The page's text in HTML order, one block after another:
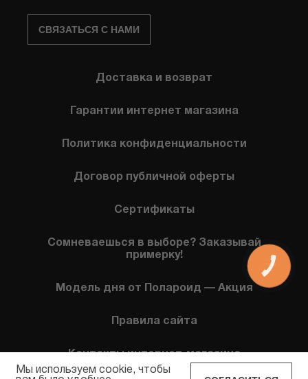
СВЯЗАТЬСЯ С НАМИ
Доставка и возврат
Гарантии интернет магазина
Политика конфиденциальности
Договор публичной оферты
Сертификаты
Сомневаешься в выборе? Заказывай
примерку!
Модель дня от Полароид — Акция
Правила сайта
Контакты интернет-магазина
Мы используем cookie, чтобы
КНОПКА
СВЯЗИ